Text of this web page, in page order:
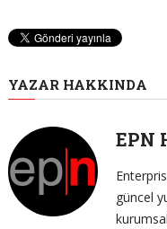
YAZAR HAKKINDA
EPN
güncel